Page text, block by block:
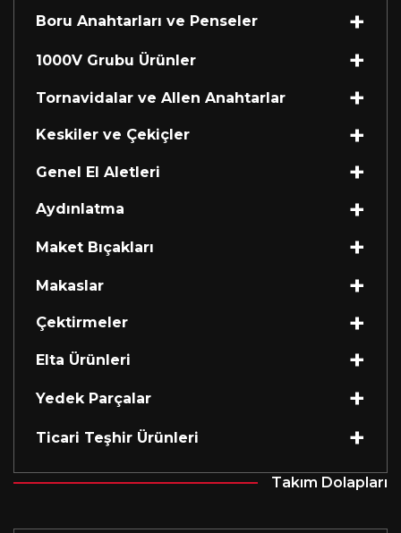
Boru Anahtarları ve Penseler
1000V Grubu Ürünler
Tornavidalar ve Allen Anahtarlar
Keskiler ve Çekiçler
Genel El Aletleri
Aydınlatma
Maket Bıçakları
Makaslar
Çektirmeler
Elta Ürünleri
Yedek Parçalar
Ticari Teşhir Ürünleri
Takım Dolapları